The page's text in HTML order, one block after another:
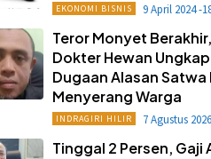
EKONOMI BISNIS 9 April 2024 -
Teror Monyet Berakhir,
Dokter Hewan Ungkap
Dugaan Alasan Satwa
Menyerang Warga
INDRAGIRI HILIR 7 Agustus
Tinggal 2 Persen, Gaji